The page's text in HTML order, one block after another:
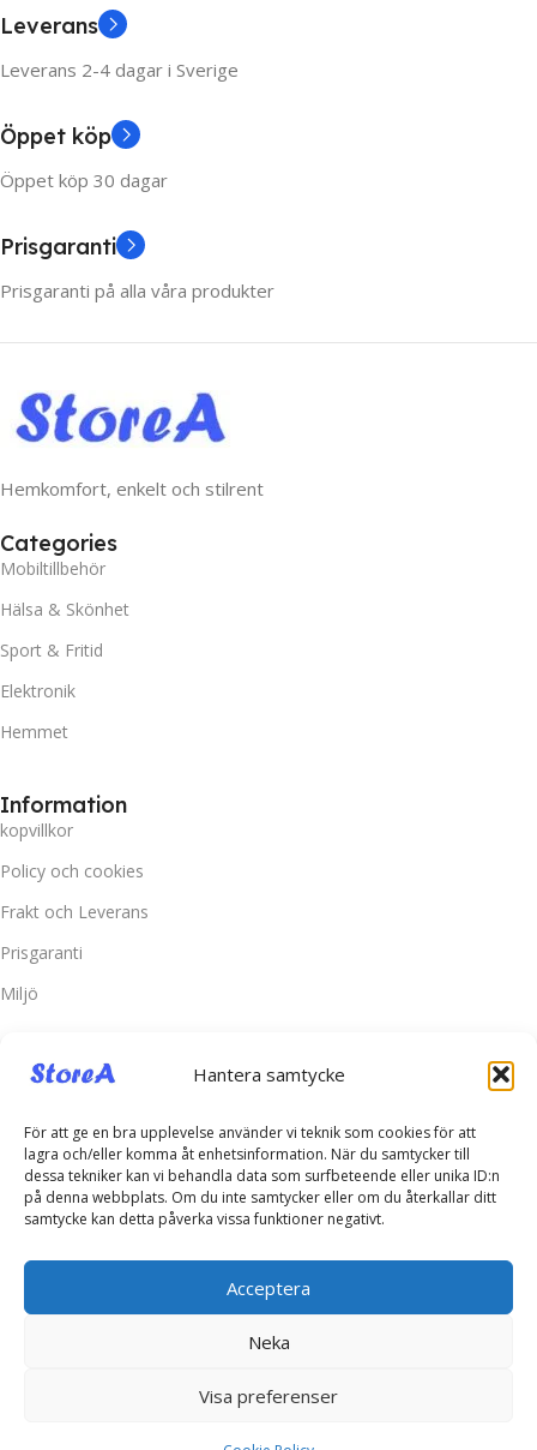
Hantera samtycke
För att ge en bra upplevelse använder vi teknik som cookies för att
lagra och/eller komma åt enhetsinformation. När du samtycker till
dessa tekniker kan vi behandla data som surfbeteende eller unika ID:n
på denna webbplats. Om du inte samtycker eller om du återkallar ditt
samtycke kan detta påverka vissa funktioner negativt.
Acceptera
Neka
Visa preferenser
Leverans
Leverans 2-4 dagar i Sverige
Öppet köp
Öppet köp 30 dagar
Prisgaranti
Prisgaranti på alla våra produkter
Hemkomfort, enkelt och stilrent
Categories
Mobiltillbehör
Hälsa & Skönhet
Sport & Fritid
Elektronik
Hemmet
Information
kopvillkor
Policy och cookies
Frakt och Leverans
Prisgaranti
Miljö
Kundtjänst
Kontakta oss
Retur & Reklamation
Vanliga frågor
Inloggning
Kontakta oss